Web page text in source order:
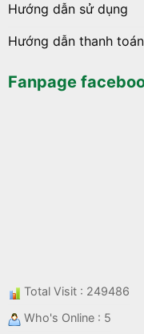
Hướng dẫn sử dụng
Hướng dẫn thanh toán
Fanpage
Total Visit : 249486
Who's Online : 5